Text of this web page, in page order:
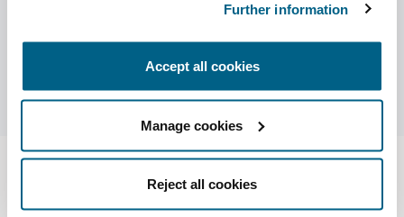
Further information
Accept all cookies
Manage cookies
Reject all cookies
Soluções de controle